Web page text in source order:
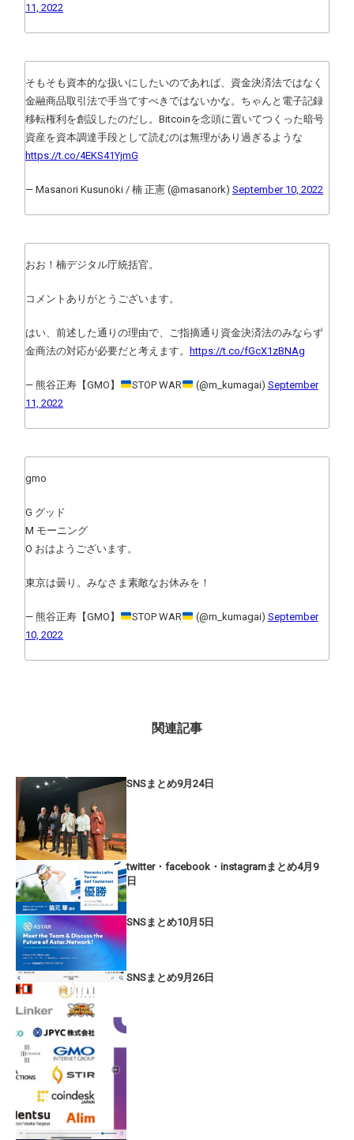
11, 2022
そもそも資本的な扱いにしたいのであれば、資金決済法ではなく
金融商品取引法で手当てすべきではないかな。ちゃんと電子記録
移転権利を創設したのだし。Bitcoinを念頭に置いてつくった暗号
資産を資本調達手段として読むのは無理があり過ぎるような
https://t.co/4EKS41YjmG
— Masanori Kusunoki / 楠 正憲 (@masanork) September 10, 2022
おお！楠デジタル庁統括官。
コメントありがとうございます。
はい、前述した通りの理由で、ご指摘通り資金決済法のみならず
金商法の対応が必要だと考えます。
https://t.co/fGcX1zBNAg
— 熊谷正寿【GMO】 STOP WAR (@m_kumagai) September
11, 2022
gmo
G グッド
M モーニング
O おはようございます。
東京は曇り。みなさま素敵なお休みを！
— 熊谷正寿【GMO】 STOP WAR (@m_kumagai) September
10, 2022
関連記事
SNSまとめ9月24日
twitter・facebook・instagramまとめ4月9
日
SNSまとめ10月5日
SNSまとめ9月26日